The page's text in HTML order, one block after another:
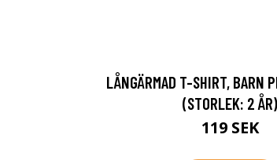
LÅNGÄRMAD T-SHIRT, BARN
(STORLEK: 2 ÅR)
119 SEK